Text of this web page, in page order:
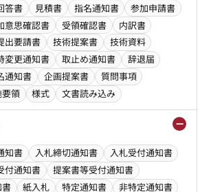
答書 見積書 指名通知書
参加申請書
意思確認書 受領確認書
内訳書
出要請書 技術提案書
技術資料
変更通知書 取止め通知書
辞退届
通知書 企画提案書
質問事項
領
様式 文書読み込み
知書 入札締切通知書
入札受付通知書
付通知書
提案書等受付通知書
紙入札 特定通知書
非特定通知書